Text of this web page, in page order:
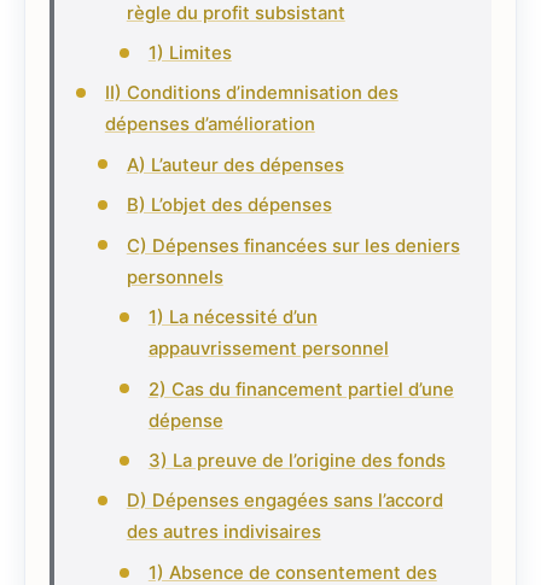
règle du profit subsistant
1) Limites
II) Conditions d’indemnisation des
dépenses d’amélioration
A) L’auteur des dépenses
B) L’objet des dépenses
C) Dépenses financées sur les deniers
personnels
1) La nécessité d’un
appauvrissement personnel
2) Cas du financement partiel d’une
dépense
3) La preuve de l’origine des fonds
D) Dépenses engagées sans l’accord
des autres indivisaires
1) Absence de consentement des